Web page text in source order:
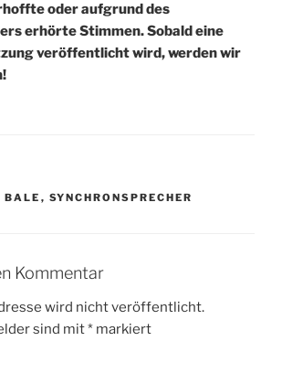
oder aufgrund des
erhörte Stimmen. Sobald eine
veröffentlicht wird, werden wir
BALE , SYNCHRONSPRECHER
Kommentar
wird nicht veröffentlicht.
sind mit* markiert